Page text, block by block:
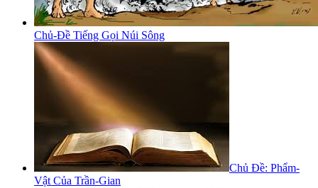
Chủ-Đề Tiếng Gọi Núi Sông
Chủ Đề: Phẩm-
Vật Của Trần-Gian